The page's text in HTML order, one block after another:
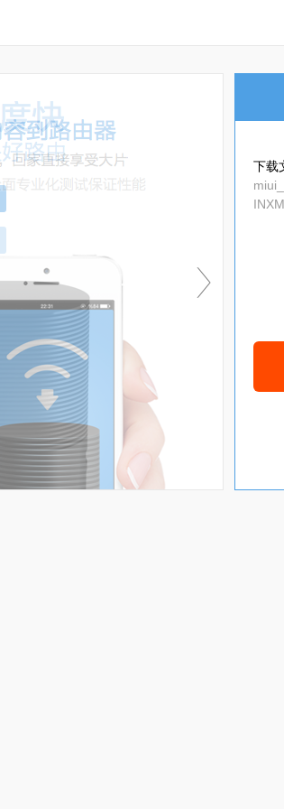
下载